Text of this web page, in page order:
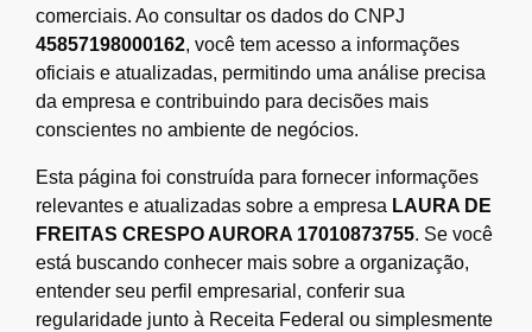
comerciais. Ao consultar os dados do CNPJ
45857198000162, você tem acesso a informações
oficiais e atualizadas, permitindo uma análise precisa
da empresa e contribuindo para decisões mais
conscientes no ambiente de negócios.
Esta página foi construída para fornecer informações
relevantes e atualizadas sobre a empresa LAURA DE
FREITAS CRESPO AURORA 17010873755. Se você
está buscando conhecer mais sobre a organização,
entender seu perfil empresarial, conferir sua
regularidade junto à Receita Federal ou simplesmente